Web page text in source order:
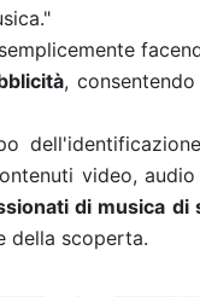
,
video,
di musica
della scoperta.